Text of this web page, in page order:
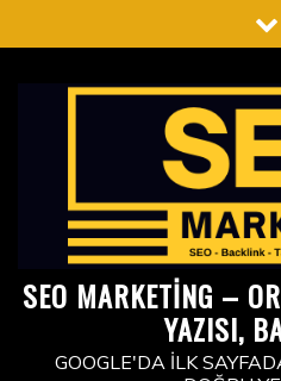
to
SEO MARKETING –
YAZISI,
GOOGLE'DA İLK